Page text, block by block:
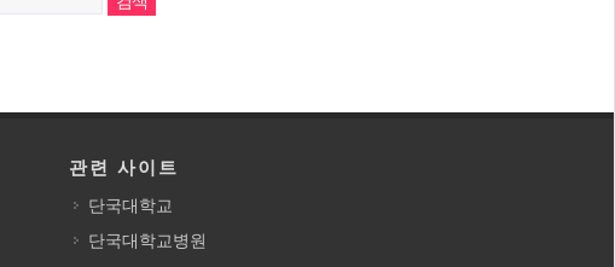
관련 사이트
단국대학교
단국대학교병원